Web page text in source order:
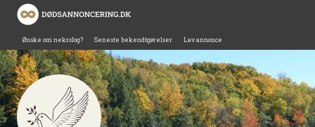
Ønske om nekrolog? Seneste bekendtgørelser Lav annonce